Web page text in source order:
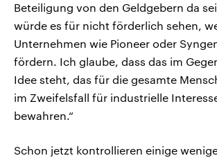
Beteiligung von den Geldgebern da
würde es für nicht förderlich sehen,
Unternehmen wie Pioneer oder
fördern. Ich glaube, dass das im
Idee steht, das für die gesamte
im Zweifelsfall für industrielle
bewahren.“
Schon jetzt kontrollieren einige